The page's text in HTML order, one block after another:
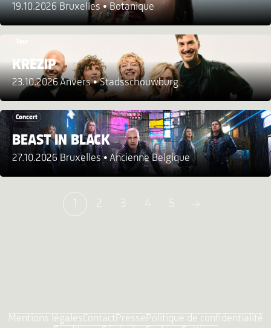
19.10.2026 Bruxelles Botanique
KREZIP
23.10.2026 Anvers Stadsschouwburg
Concert
BEAST IN BLACK
27.10.2026 Bruxelles Ancienne Belgique
1 2 3 4 5
Mentions légalesContact Presse Politique de confidentialité